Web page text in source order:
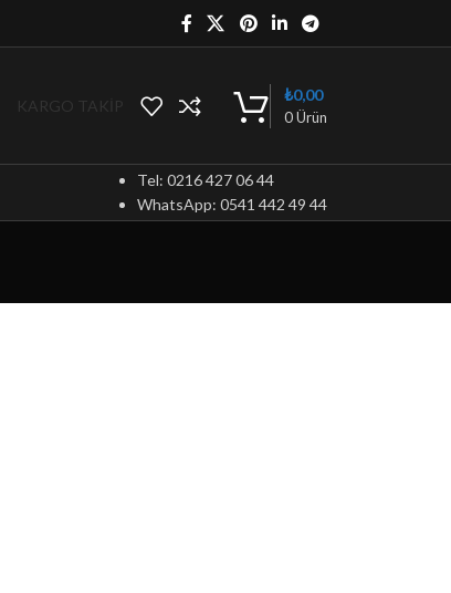
KARGO TAKİP
0Ürün
₺0,00
Tel: 0216 427 06 44
WhatsApp: 0541 442 49 44